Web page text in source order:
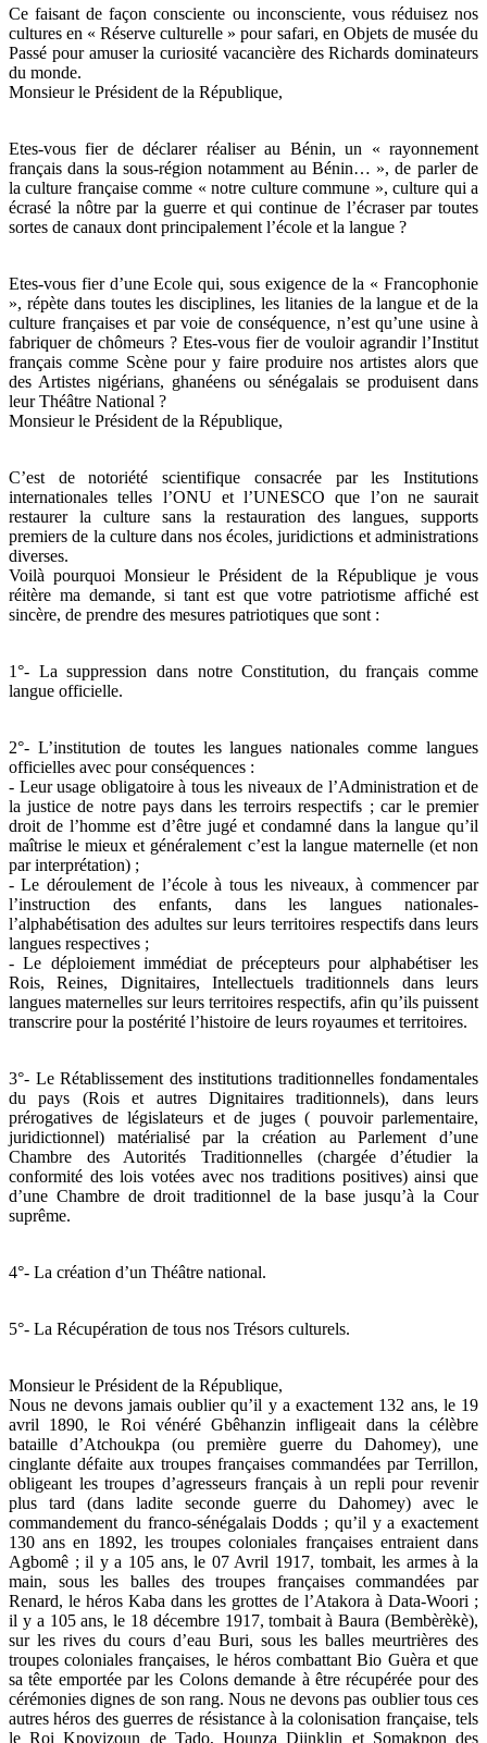
Ce faisant de façon consciente ou inconsciente, vous réduisez nos
cultures en « Réserve culturelle » pour safari, en Objets de musée du
Passé pour amuser la curiosité vacancière des Richards dominateurs
du monde.
Monsieur le Président de la République,
Etes-vous fier de déclarer réaliser au Bénin, un « rayonnement
français dans la sous-région notamment au Bénin… », de parler de
la culture française comme « notre culture commune », culture qui a
écrasé la nôtre par la guerre et qui continue de l’écraser par toutes
sortes de canaux dont principalement l’école et la langue ?
Etes-vous fier d’une Ecole qui, sous exigence de la « Francophonie
», répète dans toutes les disciplines, les litanies de la langue et de la
culture françaises et par voie de conséquence, n’est qu’une usine à
fabriquer de chômeurs ? Etes-vous fier de vouloir agrandir l’Institut
français comme Scène pour y faire produire nos artistes alors que
des Artistes nigérians, ghanéens ou sénégalais se produisent dans
leur Théâtre National ?
Monsieur le Président de la République,
C’est de notoriété scientifique consacrée par les Institutions
internationales telles l’ONU et l’UNESCO que l’on ne saurait
restaurer la culture sans la restauration des langues, supports
premiers de la culture dans nos écoles, juridictions et administrations
diverses.
Voilà pourquoi Monsieur le Président de la République je vous
réitère ma demande, si tant est que votre patriotisme affiché est
sincère, de prendre des mesures patriotiques que sont :
1°- La suppression dans notre Constitution, du français comme
langue officielle.
2°- L’institution de toutes les langues nationales comme langues
officielles avec pour conséquences :
- Leur usage obligatoire à tous les niveaux de l’Administration et de
la justice de notre pays dans les terroirs respectifs ; car le premier
droit de l’homme est d’être jugé et condamné dans la langue qu’il
maîtrise le mieux et généralement c’est la langue maternelle (et non
par interprétation) ;
- Le déroulement de l’école à tous les niveaux, à commencer par
l’instruction des enfants, dans les langues nationales-
l’alphabétisation des adultes sur leurs territoires respectifs dans leurs
langues respectives ;
- Le déploiement immédiat de précepteurs pour alphabétiser les
Rois, Reines, Dignitaires, Intellectuels traditionnels dans leurs
langues maternelles sur leurs territoires respectifs, afin qu’ils puissent
transcrire pour la postérité l’histoire de leurs royaumes et territoires.
3°- Le Rétablissement des institutions traditionnelles fondamentales
du pays (Rois et autres Dignitaires traditionnels), dans leurs
prérogatives de législateurs et de juges ( pouvoir parlementaire,
juridictionnel) matérialisé par la création au Parlement d’une
Chambre des Autorités Traditionnelles (chargée d’étudier la
conformité des lois votées avec nos traditions positives) ainsi que
d’une Chambre de droit traditionnel de la base jusqu’à la Cour
suprême.
4°- La création d’un Théâtre national.
5°- La Récupération de tous nos Trésors culturels.
Monsieur le Président de la République,
Nous ne devons jamais oublier qu’il y a exactement 132 ans, le 19
avril 1890, le Roi vénéré Gbêhanzin infligeait dans la célèbre
bataille d’Atchoukpa (ou première guerre du Dahomey), une
cinglante défaite aux troupes françaises commandées par Terrillon,
obligeant les troupes d’agresseurs français à un repli pour revenir
plus tard (dans ladite seconde guerre du Dahomey) avec le
commandement du franco-sénégalais Dodds ; qu’il y a exactement
130 ans en 1892, les troupes coloniales françaises entraient dans
Agbomê ; il y a 105 ans, le 07 Avril 1917, tombait, les armes à la
main, sous les balles des troupes françaises commandées par
Renard, le héros Kaba dans les grottes de l’Atakora à Data-Woori ;
il y a 105 ans, le 18 décembre 1917, tombait à Baura (Bembèrèkè),
sur les rives du cours d’eau Buri, sous les balles meurtrières des
troupes coloniales françaises, le héros combattant Bio Guèra et que
sa tête emportée par les Colons demande à être récupérée pour des
cérémonies dignes de son rang. Nous ne devons pas oublier tous ces
autres héros des guerres de résistance à la colonisation française, tels
le Roi Kpoyizoun de Tado, Hounza Djinklin et Somakpon des